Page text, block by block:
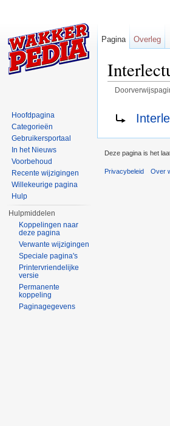
Doorverwijzen
Pagina Overleg
Hoofdpagina
Categorieën
Gebruikersportaal
In het Nieuws
Voorbehoud
Recente wijzigingen
Willekeurige pagina
Hulp
Hulpmiddelen
Koppelingen naar
deze pagina
Verwante wijzigingen
Speciale pagina's
Printervriendelijke
versie
Permanente
koppeling
Paginagegevens
Deze pagina is het
Privacybeleid Over